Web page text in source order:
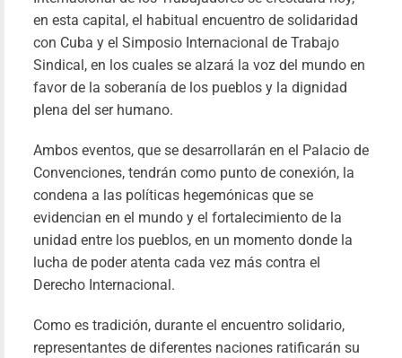
en esta capital, el habitual encuentro de solidaridad
con Cuba y el Simposio Internacional de Trabajo
Sindical, en los cuales se alzará la voz del mundo en
favor de la soberanía de los pueblos y la dignidad
plena del ser humano.
Ambos eventos, que se desarrollarán en el Palacio de
Convenciones, tendrán como punto de conexión, la
condena a las políticas hegemónicas que se
evidencian en el mundo y el fortalecimiento de la
unidad entre los pueblos, en un momento donde la
lucha de poder atenta cada vez más contra el
Derecho Internacional.
Como es tradición, durante el encuentro solidario,
representantes de diferentes naciones ratificarán su
de
de
por la